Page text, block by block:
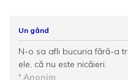
Un gând
N-o sa afli bucuria fără-a
ele, că nu este nicăieri.
Anonim